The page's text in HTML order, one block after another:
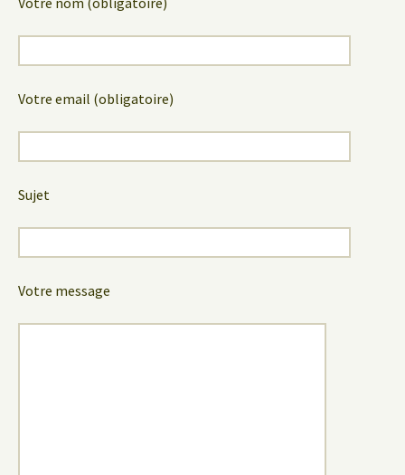
Votre email (obligatoire)
Sujet
Votre message